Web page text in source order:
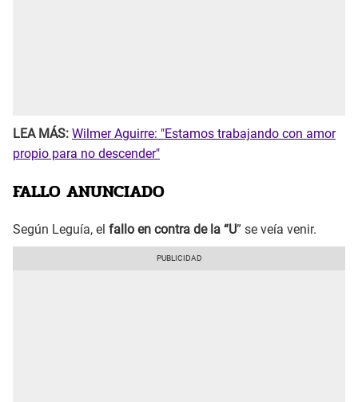
LEA MÁS: Wilmer Aguirre: "Estamos trabajando con amor
propio para no descender"
FALLO ANUNCIADO
Según Leguía, el fallo en contra de la “U” se veía venir.